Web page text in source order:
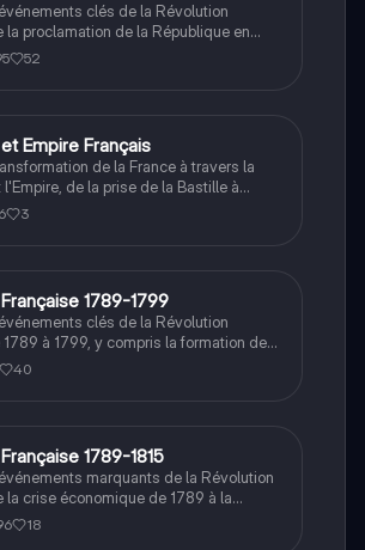
clés de la Révolution
la proclamation de la République en
de la Terreur sous Robespierre. Ce
les luttes internes, la levée en masse,
l'histoire française.
52
Empire Français
de la France à travers la
de la prise de la Bastille à
du Code Napoléon. Ce résumé couvre
clés, les figures majeures comme
3
1789-1799
clés de la Révolution
à 1799, y compris la formation de
la prise de la Bastille, la
Droits de l'Homme et du Citoyen, et la
de cette période cruciale
France.
40
1789-1815
marquants de la Révolution
la crise économique de 1789 à la
de la République en 1792, et la montée
Ce résumé couvre les principaux
18